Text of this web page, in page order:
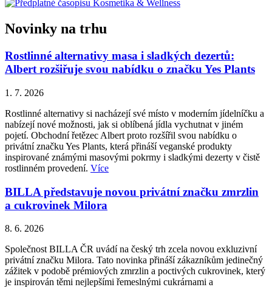
Novinky na trhu
Rostlinné alternativy masa i sladkých dezertů:
Albert rozšiřuje svou nabídku o značku Yes Plants
1. 7. 2026
Rostlinné alternativy si nacházejí své místo v moderním jídelníčku a
nabízejí nové možnosti, jak si oblíbená jídla vychutnat v jiném
pojetí. Obchodní řetězec Albert proto rozšířil svou nabídku o
privátní značku Yes Plants, která přináší veganské produkty
inspirované známými masovými pokrmy i sladkými dezerty v čistě
rostlinném provedení. Více
BILLA představuje novou privátní značku zmrzlin
a cukrovinek Milora
8. 6. 2026
Společnost BILLA ČR uvádí na český trh zcela novou exkluzivní
privátní značku Milora. Tato novinka přináší zákazníkům jedinečný
zážitek v podobě prémiových zmrzlin a poctivých cukrovinek, který
je inspirován těmi nejlepšími řemeslnými cukrárnami a